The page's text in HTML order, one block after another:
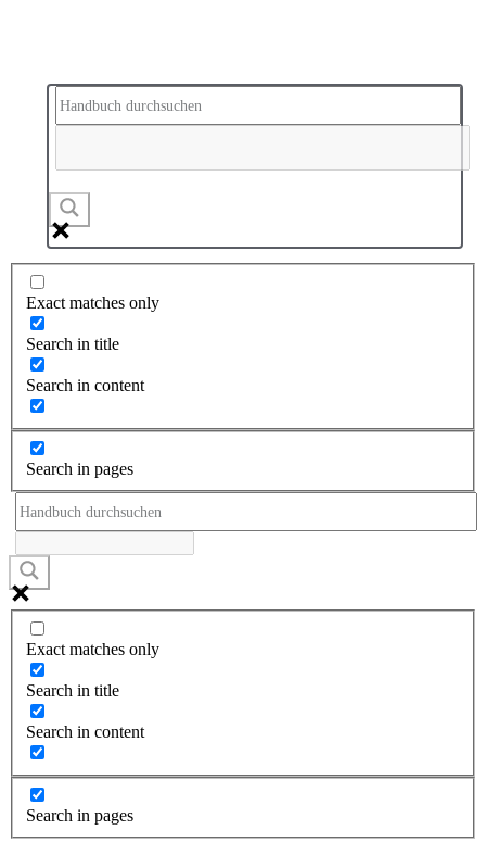
Exact matches only
Search in title
Search in content
Search in pages
Exact matches only
Search in title
Search in content
Search in pages